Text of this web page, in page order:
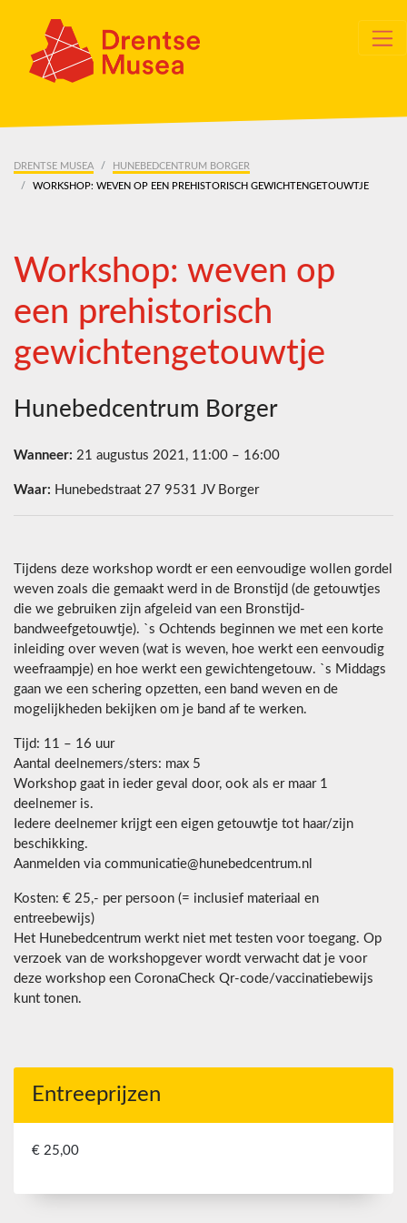
DRENTSE MUSEA
HUNEBEDCENTRUM BORGER
WORKSHOP: WEVEN OP EEN PREHISTORISCH GEWICHTENGETOUWTJE
Workshop: weven op
een prehistorisch
gewichtengetouwtje
Hunebedcentrum Borger
Wanneer: 21 augustus 2021, 11:00 – 16:00
Waar: Hunebedstraat 27 9531 JV Borger
Tijdens deze workshop wordt er een eenvoudige wollen gordel
weven zoals die gemaakt werd in de Bronstijd (de getouwtjes
die we gebruiken zijn afgeleid van een Bronstijd-
bandweefgetouwtje). `s Ochtends beginnen we met een korte
inleiding over weven (wat is weven, hoe werkt een eenvoudig
weefraampje) en hoe werkt een gewichtengetouw. `s Middags
gaan we een schering opzetten, een band weven en de
mogelijkheden bekijken om je band af te werken.
Tijd: 11 – 16 uur
Aantal deelnemers/sters: max 5
Workshop gaat in ieder geval door, ook als er maar 1
deelnemer is.
Iedere deelnemer krijgt een eigen getouwtje tot haar/zijn
beschikking.
Aanmelden via communicatie@hunebedcentrum.nl
Kosten: € 25,- per persoon (= inclusief materiaal en
entreebewijs)
Het Hunebedcentrum werkt niet met testen voor toegang. Op
verzoek van de workshopgever wordt verwacht dat je voor
deze workshop een CoronaCheck Qr-code/vaccinatiebewijs
kunt tonen.
Entreeprijzen
€ 25,00